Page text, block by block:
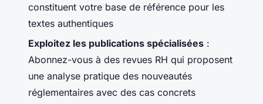
constituent votre base de référence pour les
textes authentiques
Exploitez les publications spécialisées :
Abonnez-vous à des revues RH qui proposent
une analyse pratique des nouveautés
réglementaires avec des cas concrets